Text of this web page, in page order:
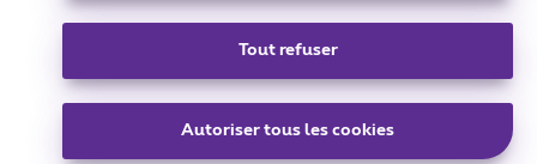
Boulevard du Roi Albert II 27 - B-1030 Bruxelles.
Carrier & Wholesale Solutions
|Telindus
|Sitemap
Tout refuser
Autoriser tous les cookies